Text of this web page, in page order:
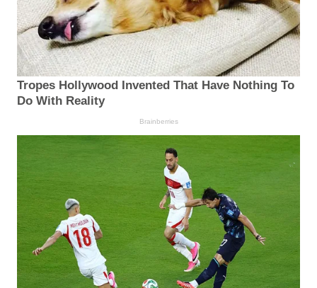
Tropes Hollywood Invented That Have Nothing To
Do With Reality
Brainberries